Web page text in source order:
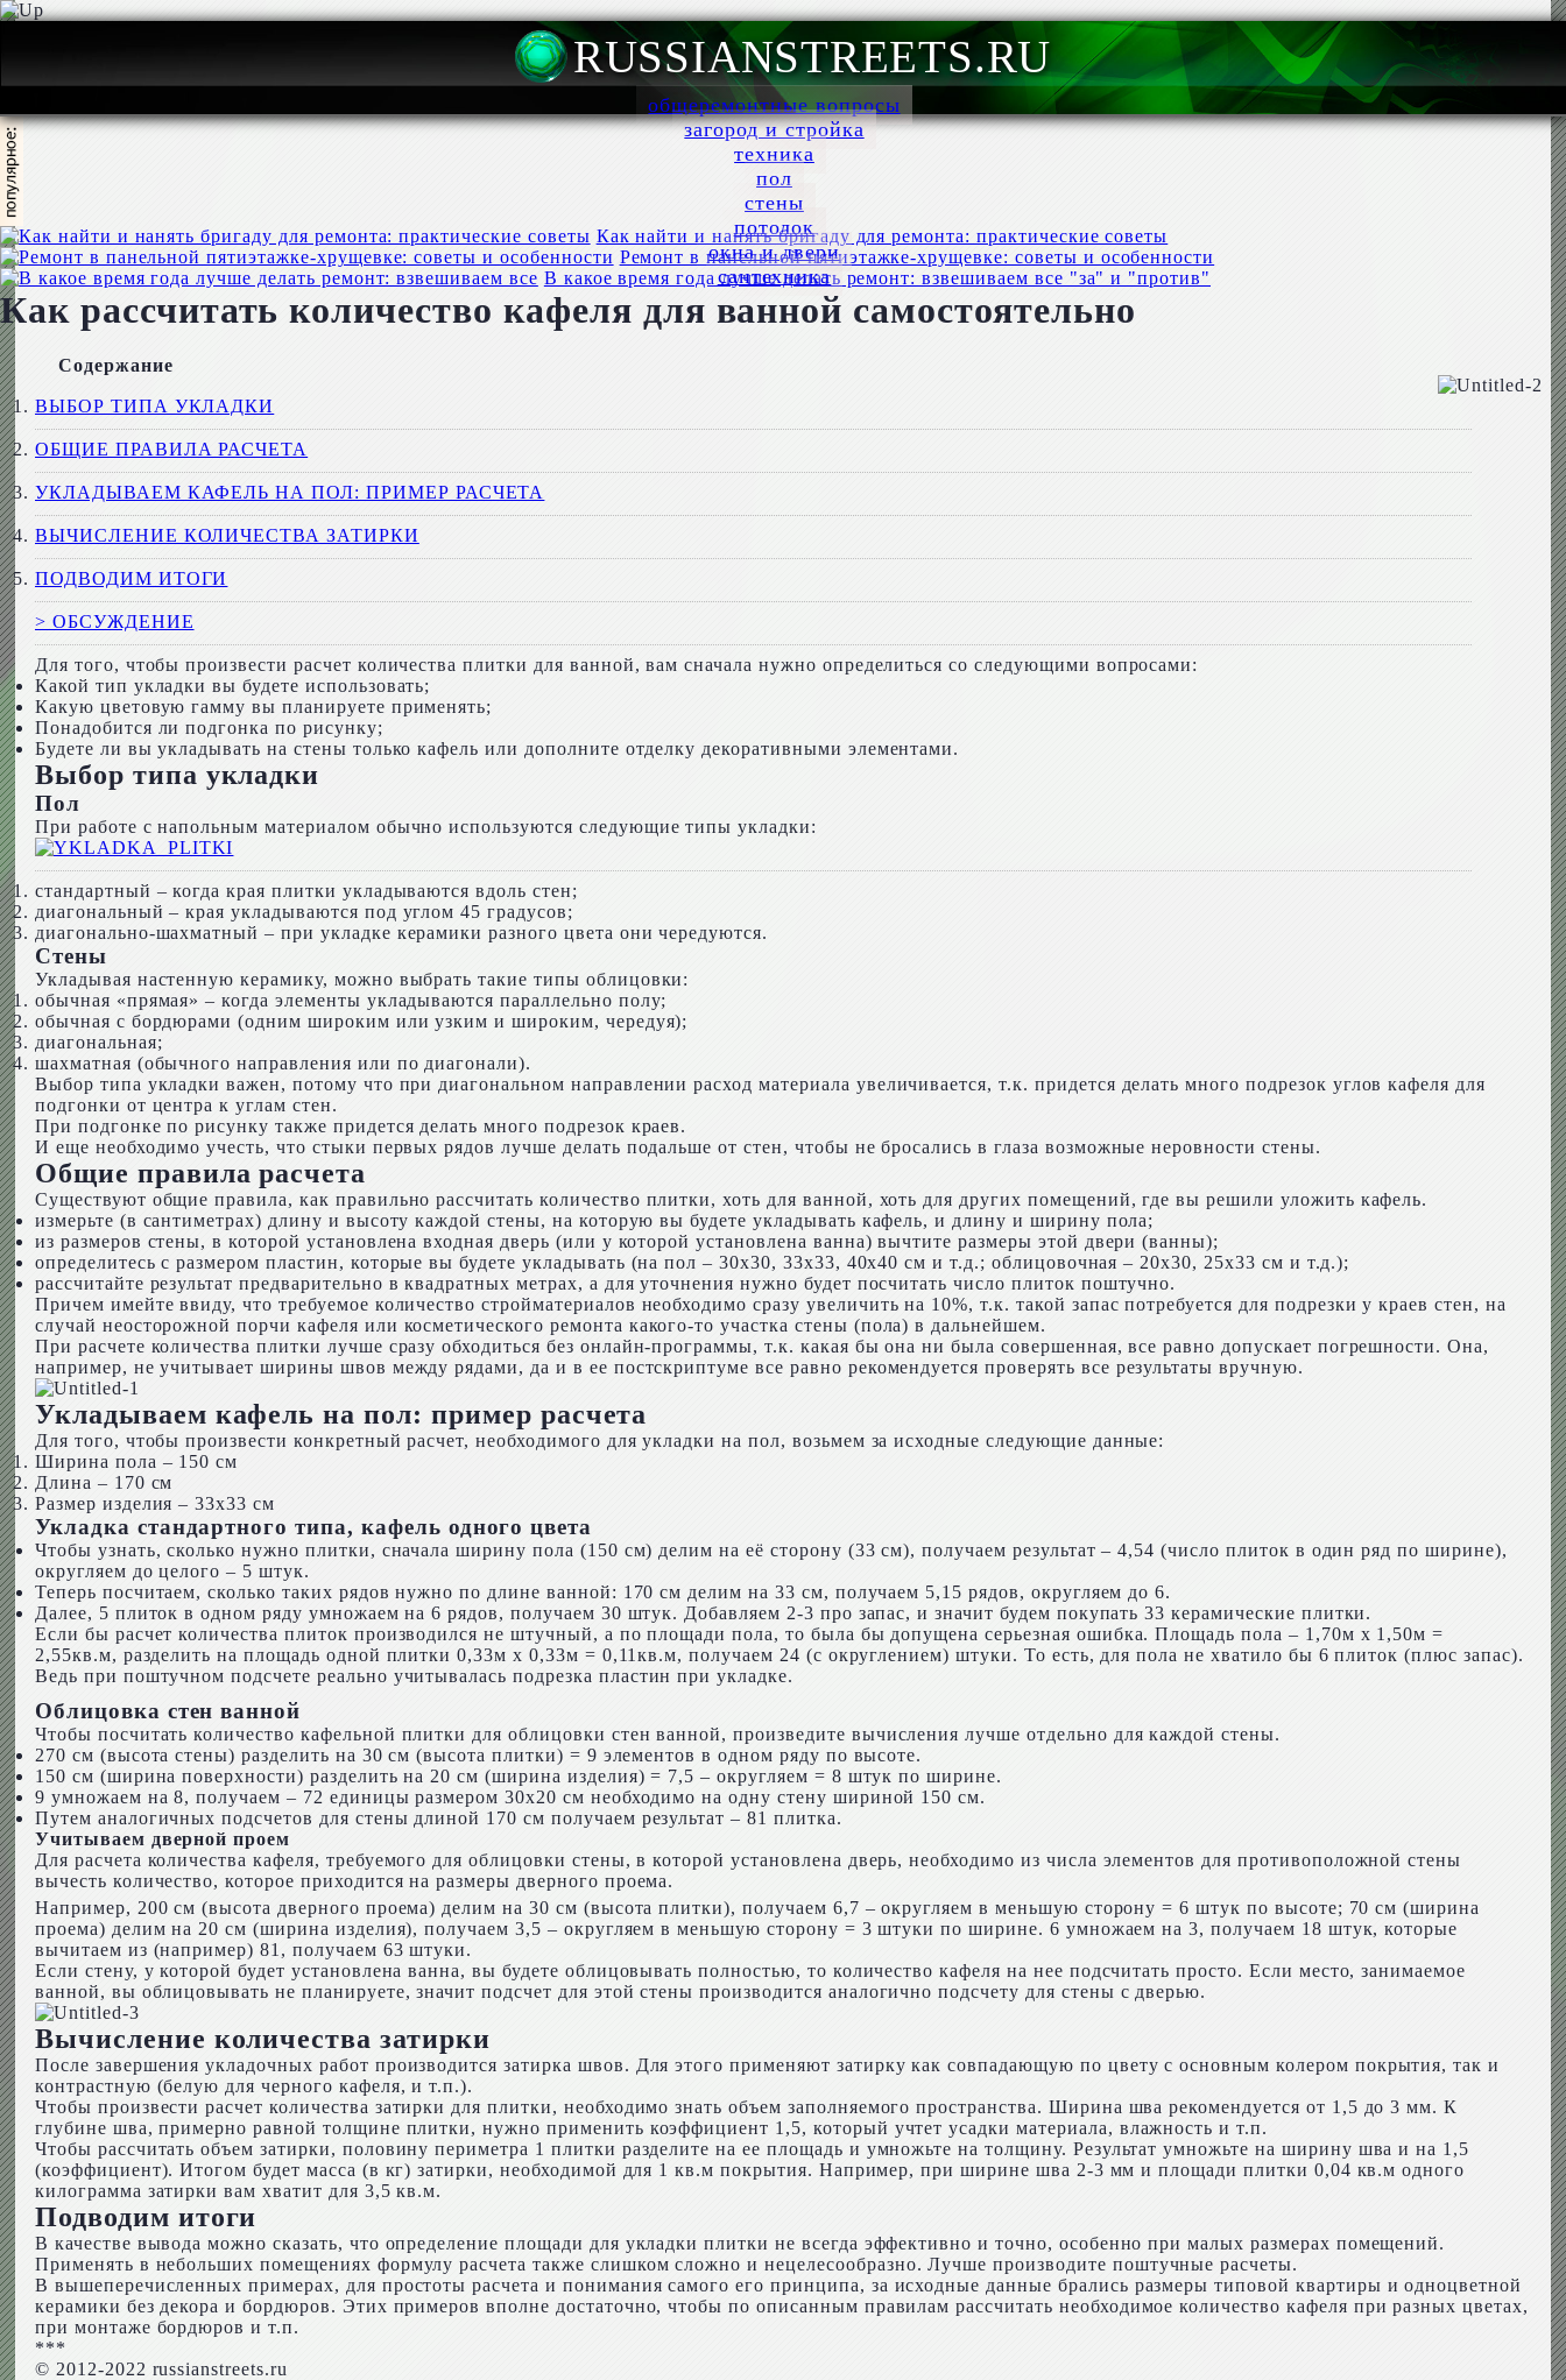
RUSSIANSTREETS.RU
общеремонтные вопросы
загород и стройка
техника
пол
стены
потолок
окна и двери
сантехника
Как найти и нанять бригаду для ремонта: практические советы
Ремонт в панельной пятиэтажке-хрущевке: советы и особенности
В какое время года лучше делать ремонт: взвешиваем все "за" и "против"
Как рассчитать количество кафеля для ванной самостоятельно
Содержание
ВЫБОР ТИПА УКЛАДКИ
ОБЩИЕ ПРАВИЛА РАСЧЕТА
УКЛАДЫВАЕМ КАФЕЛЬ НА ПОЛ: ПРИМЕР РАСЧЕТА
ВЫЧИСЛЕНИЕ КОЛИЧЕСТВА ЗАТИРКИ
ПОДВОДИМ ИТОГИ
> ОБСУЖДЕНИЕ
Для того, чтобы произвести расчет количества плитки для ванной, вам сначала нужно определиться со следующими вопросами:
Какой тип укладки вы будете использовать;
Какую цветовую гамму вы планируете применять;
Понадобится ли подгонка по рисунку;
Будете ли вы укладывать на стены только кафель или дополните отделку декоративными элементами.
Выбор типа укладки
Пол
При работе с напольным материалом обычно используются следующие типы укладки:
стандартный – когда края плитки укладываются вдоль стен;
диагональный – края укладываются под углом 45 градусов;
диагонально-шахматный – при укладке керамики разного цвета они чередуются.
Стены
Укладывая настенную керамику, можно выбрать такие типы облицовки:
обычная «прямая» – когда элементы укладываются параллельно полу;
обычная с бордюрами (одним широким или узким и широким, чередуя);
диагональная;
шахматная (обычного направления или по диагонали).
Выбор типа укладки важен, потому что при диагональном направлении расход материала увеличивается, т.к. придется делать много подрезок углов кафеля для
подгонки от центра к углам стен.
При подгонке по рисунку также придется делать много подрезок краев.
И еще необходимо учесть, что стыки первых рядов лучше делать подальше от стен, чтобы не бросались в глаза возможные неровности стены.
Общие правила расчета
Существуют общие правила, как правильно рассчитать количество плитки, хоть для ванной, хоть для других помещений, где вы решили уложить кафель.
измерьте (в сантиметрах) длину и высоту каждой стены, на которую вы будете укладывать кафель, и длину и ширину пола;
из размеров стены, в которой установлена входная дверь (или у которой установлена ванна) вычтите размеры этой двери (ванны);
определитесь с размером пластин, которые вы будете укладывать (на пол – 30х30, 33х33, 40х40 см и т.д.; облицовочная – 20х30, 25х33 см и т.д.);
рассчитайте результат предварительно в квадратных метрах, а для уточнения нужно будет посчитать число плиток поштучно.
Причем имейте ввиду, что требуемое количество стройматериалов необходимо сразу увеличить на 10%, т.к. такой запас потребуется для подрезки у краев стен, на
случай неосторожной порчи кафеля или косметического ремонта какого-то участка стены (пола) в дальнейшем.
При расчете количества плитки лучше сразу обходиться без онлайн-программы, т.к. какая бы она ни была совершенная, все равно допускает погрешности. Она,
например, не учитывает ширины швов между рядами, да и в ее постскриптуме все равно рекомендуется проверять все результаты вручную.
Укладываем кафель на пол: пример расчета
Для того, чтобы произвести конкретный расчет, необходимого для укладки на пол, возьмем за исходные следующие данные:
Ширина пола – 150 см
Длина – 170 см
Размер изделия – 33х33 см
Укладка стандартного типа, кафель одного цвета
Чтобы узнать, сколько нужно плитки, сначала ширину пола (150 см) делим на её сторону (33 см), получаем результат – 4,54 (число плиток в один ряд по ширине),
округляем до целого – 5 штук.
Теперь посчитаем, сколько таких рядов нужно по длине ванной: 170 см делим на 33 см, получаем 5,15 рядов, округляем до 6.
Далее, 5 плиток в одном ряду умножаем на 6 рядов, получаем 30 штук. Добавляем 2-3 про запас, и значит будем покупать 33 керамические плитки.
Если бы расчет количества плиток производился не штучный, а по площади пола, то была бы допущена серьезная ошибка. Площадь пола – 1,70м х 1,50м =
2,55кв.м, разделить на площадь одной плитки 0,33м х 0,33м = 0,11кв.м, получаем 24 (с округлением) штуки. То есть, для пола не хватило бы 6 плиток (плюс запас).
Ведь при поштучном подсчете реально учитывалась подрезка пластин при укладке.
Облицовка стен ванной
Чтобы посчитать количество кафельной плитки для облицовки стен ванной, произведите вычисления лучше отдельно для каждой стены.
270 см (высота стены) разделить на 30 см (высота плитки) = 9 элементов в одном ряду по высоте.
150 см (ширина поверхности) разделить на 20 см (ширина изделия) = 7,5 – округляем = 8 штук по ширине.
9 умножаем на 8, получаем – 72 единицы размером 30х20 см необходимо на одну стену шириной 150 см.
Путем аналогичных подсчетов для стены длиной 170 см получаем результат – 81 плитка.
Учитываем дверной проем
Для расчета количества кафеля, требуемого для облицовки стены, в которой установлена дверь, необходимо из числа элементов для противоположной стены
вычесть количество, которое приходится на размеры дверного проема.
Например, 200 см (высота дверного проема) делим на 30 см (высота плитки), получаем 6,7 – округляем в меньшую сторону = 6 штук по высоте; 70 см (ширина
проема) делим на 20 см (ширина изделия), получаем 3,5 – округляем в меньшую сторону = 3 штуки по ширине. 6 умножаем на 3, получаем 18 штук, которые
вычитаем из (например) 81, получаем 63 штуки.
Если стену, у которой будет установлена ванна, вы будете облицовывать полностью, то количество кафеля на нее подсчитать просто. Если место, занимаемое
ванной, вы облицовывать не планируете, значит подсчет для этой стены производится аналогично подсчету для стены с дверью.
Вычисление количества затирки
После завершения укладочных работ производится затирка швов. Для этого применяют затирку как совпадающую по цвету с основным колером покрытия, так и
контрастную (белую для черного кафеля, и т.п.).
Чтобы произвести расчет количества затирки для плитки, необходимо знать объем заполняемого пространства. Ширина шва рекомендуется от 1,5 до 3 мм. К
глубине шва, примерно равной толщине плитки, нужно применить коэффициент 1,5, который учтет усадки материала, влажность и т.п.
Чтобы рассчитать объем затирки, половину периметра 1 плитки разделите на ее площадь и умножьте на толщину. Результат умножьте на ширину шва и на 1,5
(коэффициент). Итогом будет масса (в кг) затирки, необходимой для 1 кв.м покрытия. Например, при ширине шва 2-3 мм и площади плитки 0,04 кв.м одного
килограмма затирки вам хватит для 3,5 кв.м.
Подводим итоги
В качестве вывода можно сказать, что определение площади для укладки плитки не всегда эффективно и точно, особенно при малых размерах помещений.
Применять в небольших помещениях формулу расчета также слишком сложно и нецелесообразно. Лучше производите поштучные расчеты.
В вышеперечисленных примерах, для простоты расчета и понимания самого его принципа, за исходные данные брались размеры типовой квартиры и одноцветной
керамики без декора и бордюров. Этих примеров вполне достаточно, чтобы по описанным правилам рассчитать необходимое количество кафеля при разных цветах,
при монтаже бордюров и т.п.
***
© 2012-2022 russianstreets.ru